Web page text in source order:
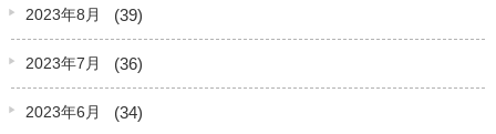
2023年8月 (39)
2023年7月 (36)
2023年6月 (34)